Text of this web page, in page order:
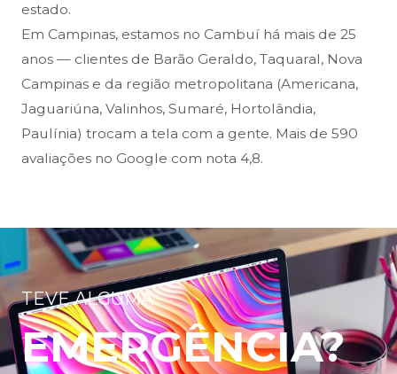
estado.
Em Campinas, estamos no Cambuí há mais de 25
anos — clientes de Barão Geraldo, Taquaral, Nova
Campinas e da região metropolitana (Americana,
Jaguariúna, Valinhos, Sumaré, Hortolândia,
Paulínia) trocam a tela com a gente. Mais de 590
avaliações no Google com nota 4,8.
TEVE ALGUMA
EMERGÊNCIA?